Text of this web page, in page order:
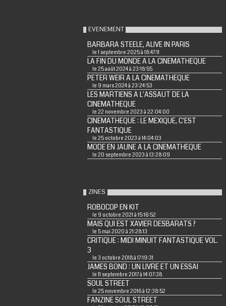
EVENEMENT
BARBARA STEELE, ALIVE IN PARIS
le 1 septembre 2025 à 18:47:11
LA FIN DU MONDE A LA CINEMATHEQUE
le 25 août 2024 à 23:18:55
PETER WEIR A LA CINEMATHEQUE
le 9 mars 2024 à 23:24:53
LES MARTIENS A L'ASSAUT DE LA
CINEMATHEQUE
le 22 novembre 2023 à 22:04:00
CINEMATHEQUE : LE MEXIQUE, C'EST
FANTASTIQUE
le 25 octobre 2023 à 14:04:03
MODE EN JAUNE A LA CINEMATHEQUE
le 20 septembre 2023 à 13:28:09
ZINES
ROBOCOP EN KIT
le 9 octobre 2021 à 15:16:52
MAIS QUI EST XAVIER DESBARATS ?
le 5 mai 2020 à 21:28:13
CRITIQUE : MIDI MINUIT FANTASTIQUE VOL.
3
le 3 octobre 2018 à 17:19:31
JAMES BOND : UN LIVRE ET UN ESSAI
le 11 septembre 2017 à 14:07:38
SOUL STREET
le 25 novembre 2016 à 12:38:52
FANZINE SOUL STREET